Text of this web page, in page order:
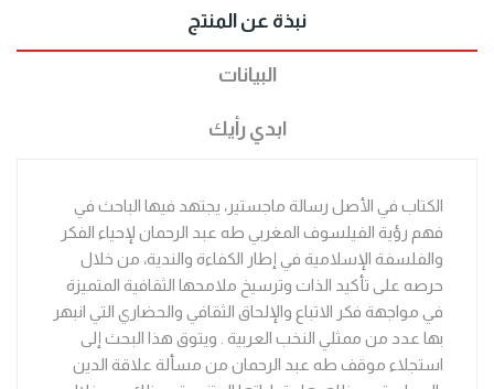
نبذة عن المنتج
البيانات
ابدي رأيك
الكتاب في الأصل رسالة ماجستير، يجتهد فيها الباحث في
فهم رؤية الفيلسوف المغربي طه عبد الرحمان لإحياء الفكر
والفلسفة الإسلامية في إطار الكفاءة والندية، من خلال
حرصه على تأكيد الذات وترسيخ ملامحها الثقافية المتميزة
في مواجهة فكر الاتباع والإلحاق الثقافي والحضاري التي انبهر
بها عدد من ممثلي النخب العربية . ويتوق هذا البحث إلى
استجلاء موقف طه عبد الرحمان من مسألة علاقة الدين